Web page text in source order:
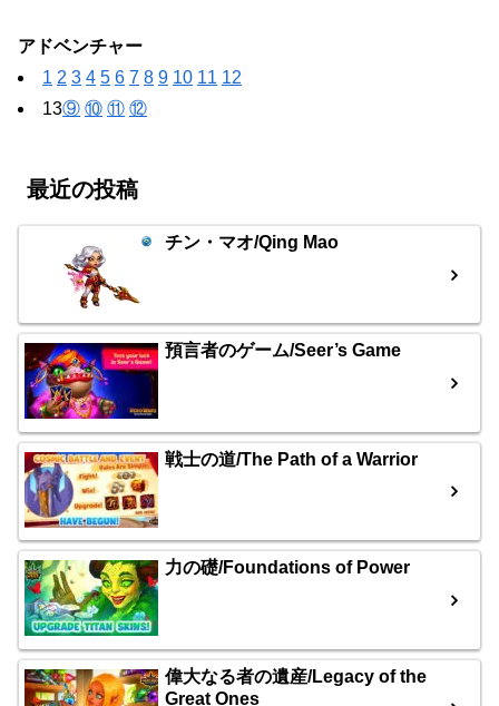
アドベンチャー
1 2 3 4 5 6 7 8 9 10 11 12
13⑨ ⑩ ⑪ ⑫
最近の投稿
チン・マオ/Qing Mao
預言者のゲーム/Seer’s Game
戦士の道/The Path of a Warrior
力の礎/Foundations of Power
偉大なる者の遺産/Legacy of the
Great Ones